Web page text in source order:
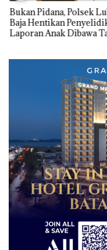
Bukan Pidana, Polsek
Baja Hentikan
Laporan Anak Dibawa